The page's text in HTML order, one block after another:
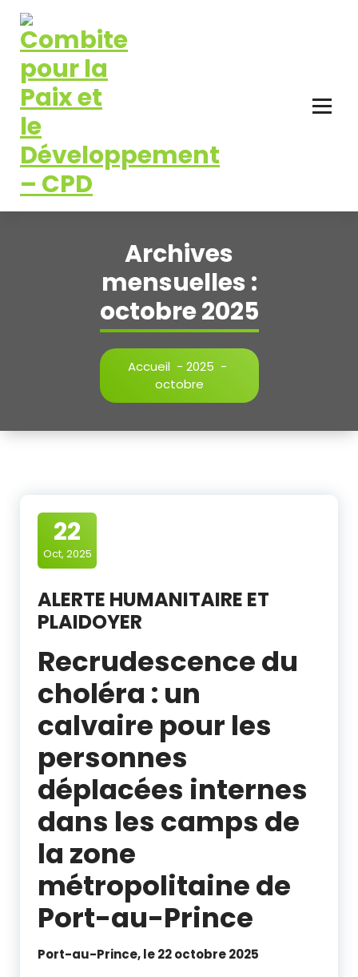
contenu
Archives
mensuelles :
octobre 2025
Accueil - 2025 -
octobre
22
Oct, 2025
ALERTE HUMANITAIRE ET
PLAIDOYER
Recrudescence du
choléra : un
calvaire pour les
personnes
déplacées internes
dans les camps de
la zone
métropolitaine de
Port-au-Prince
Port-au-Prince, le 22 octobre 2025